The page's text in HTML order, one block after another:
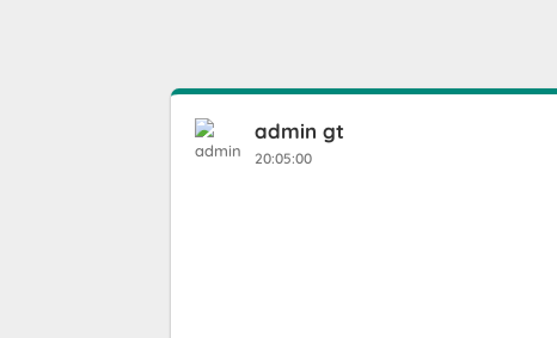
admin gt
20:05:00